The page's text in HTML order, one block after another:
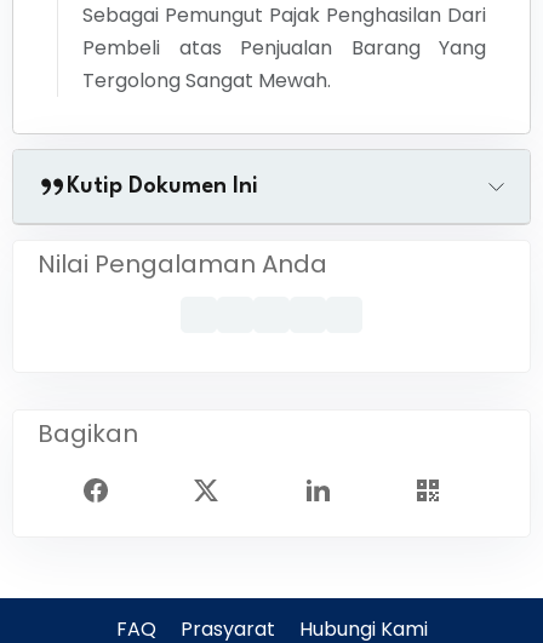
Sebagai Pemungut Pajak Penghasilan Dari
Pembeli atas Penjualan Barang Yang
Tergolong Sangat Mewah.
Kutip Dokumen Ini
Nilai Pengalaman Anda
Bagikan
FAQ Prasyarat Hubungi Kami